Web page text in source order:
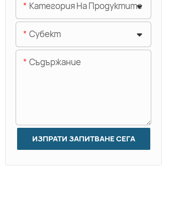
Категория На Продуктите
Субект
Съдържание
ИЗПРАТИ ЗАПИТВАНЕ СЕГА